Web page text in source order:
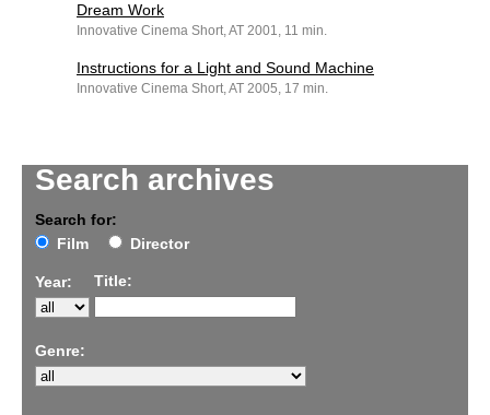
Search archives
Search for:
Film
Director
Year: Title:
Genre:
Dream Work
Innovative Cinema Short, AT 2001, 11 min.
Instructions for a Light and Sound Machine
Innovative Cinema Short, AT 2005, 17 min.